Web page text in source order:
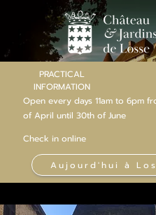
PRACTICAL
INFORMATION
Open every days 11am to 6pm
of April until 30th of June
Check in online
Aujourd'hui à